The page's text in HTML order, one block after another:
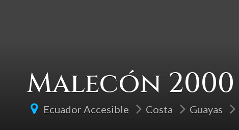
Malecón 2000
Ecuador Accesible Costa Guayas